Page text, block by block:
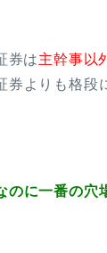
券は主幹事以
券よりも格
のに一番の穴